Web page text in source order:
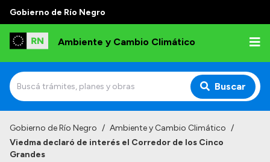
Gobierno de Río Negro
Ambiente y Cambio Climático
Buscar
Institucional
Gobierno de Río Negro / Ambiente y Cambio Climático /
Viedma declaró de interés el Corredor de los Cinco
Grandes